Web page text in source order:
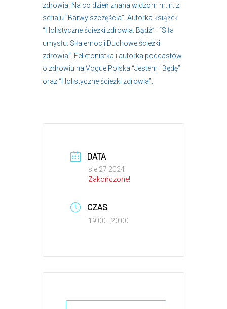
zdrowia. Na co dzień znana widzom m.in. z
serialu “Barwy szczęścia”. Autorka książek
“Holistyczne ścieżki zdrowia. Bądź” i “Siła
umysłu. Siła emocji Duchowe ścieżki
zdrowia”. Felietonistka i autorka podcastów
o zdrowiu na Vogue Polska “Jestem i Będę”
oraz “Holistyczne ścieżki zdrowia”.
DATA
sie 27 2024
Zakończone!
CZAS
19:00 - 20:00